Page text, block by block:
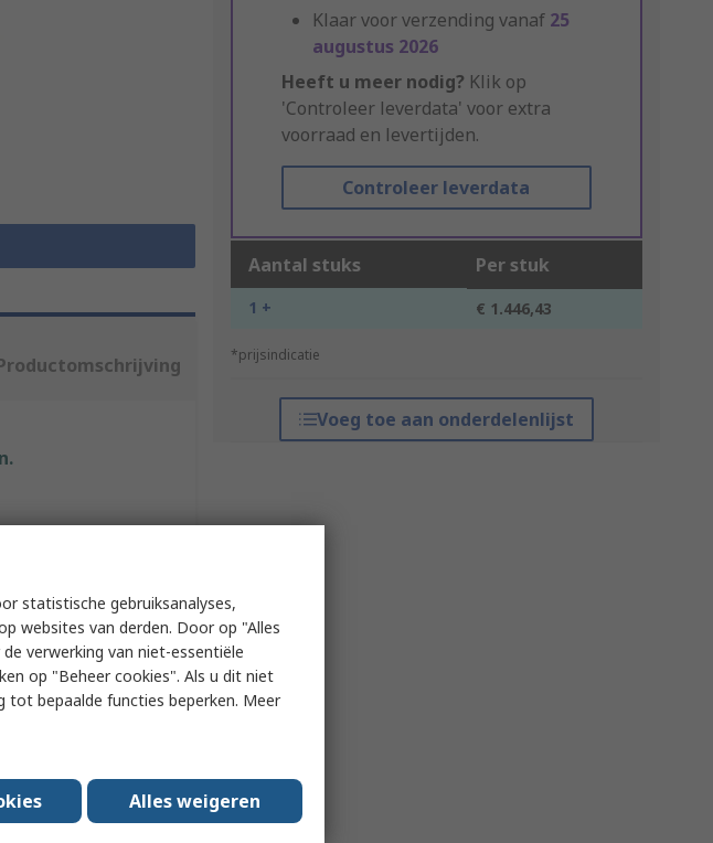
Klaar voor verzending vanaf 25
augustus 2026
Heeft u meer nodig? Klik op
'Controleer leverdata' voor extra
voorraad en levertijden.
Controleer leverdata
Aantal stuks Per stuk
1 + € 1.446,43
*prijsindicatie
Voeg toe aan onderdelenlijst
Valve
statistische gebruiksanalyses,
websites van derden. Door op "Alles
verwerking van niet-essentiële
op "Beheer cookies". Als u dit niet
tot bepaalde functies beperken. Meer
Alles weigeren